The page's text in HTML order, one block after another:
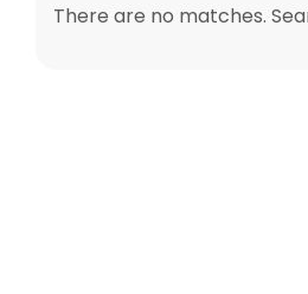
There are no matches.